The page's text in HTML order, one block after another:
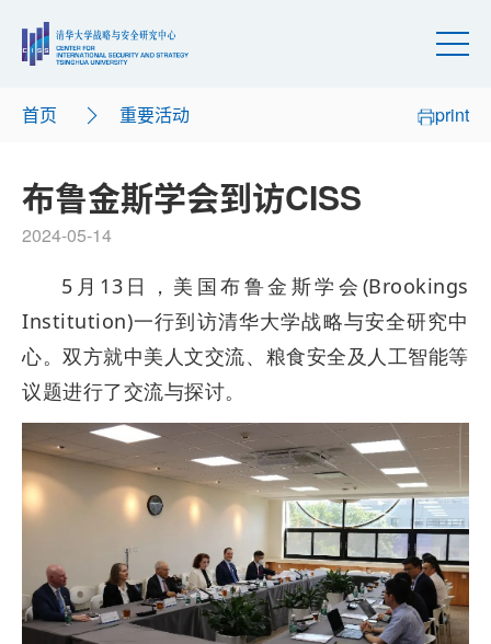
首页 重要活动 print
布鲁金斯学会到访CISS
2024-05-14
5月13日，美国布鲁金斯学会(Brookings
Institution)一行到访清华大学战略与安全研究中
心。双方就中美人文交流、粮食安全及人工智能等
议题进行了交流与探讨。